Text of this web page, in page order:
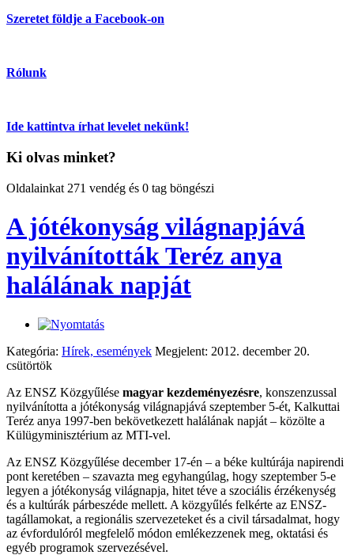
Szeretet földje a Facebook-on
Rólunk
Ide kattintva írhat levelet nekünk!
Ki olvas minket?
Oldalainkat 271 vendég és 0 tag böngészi
A jótékonyság világnapjává
nyilvánították Teréz anya
halálának napját
Kategória: Hírek, események Megjelent: 2012. december 20.
csütörtök
Az ENSZ Közgyűlése magyar kezdeményezésre, konszenzussal
nyilvánította a jótékonyság világnapjává szeptember 5-ét, Kalkuttai
Teréz anya 1997-ben bekövetkezett halálának napját – közölte a
Külügyminisztérium az MTI-vel.
Az ENSZ Közgyűlése december 17-én – a béke kultúrája napirendi
pont keretében – szavazta meg egyhangúlag, hogy szeptember 5-e
legyen a jótékonyság világnapja, hitet téve a szociális érzékenység
és a kultúrák párbeszéde mellett. A közgyűlés felkérte az ENSZ-
tagállamokat, a regionális szervezeteket és a civil társadalmat, hogy
az évfordulóról megfelelő módon emlékezzenek meg, oktatási és
egyéb programok szervezésével.